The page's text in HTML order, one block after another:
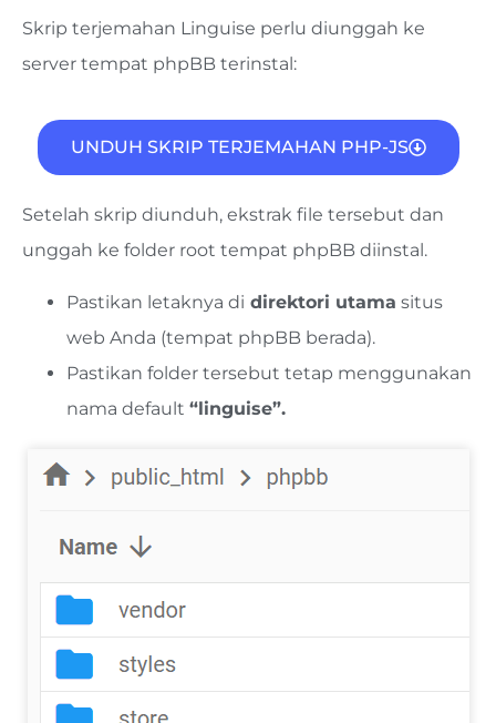
Skrip terjemahan Linguise perlu diunggah ke
server tempat phpBB terinstal:
UNDUH SKRIP TERJEMAHAN PHP-JS
Setelah skrip diunduh, ekstrak file tersebut dan
unggah ke folder root tempat phpBB diinstal.
Pastikan letaknya di direktori utama situs
web Anda (tempat phpBB berada).
Pastikan folder tersebut tetap menggunakan
nama default “linguise”.